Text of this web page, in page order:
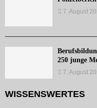
7. August
250 junge
7. August
WISSENSWERTES